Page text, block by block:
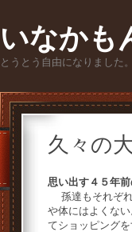
いなかも
とうとう自由になりました
久々の
思い出す４５年
孫達もそれぞれ
や体にはよくな
てショッピングを